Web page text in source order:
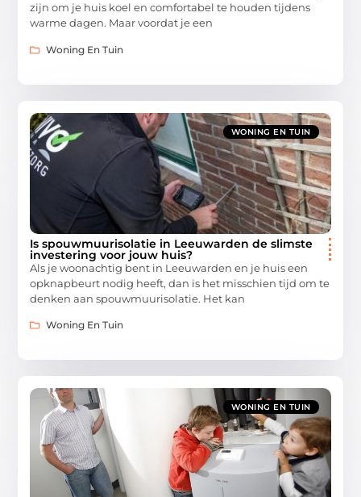
zijn om je huis koel en comfortabel te houden tijdens
warme dagen. Maar voordat je een
Woning En Tuin
WONING EN TUIN
Is spouwmuurisolatie in Leeuwarden de slimste
investering voor jouw huis?
Als je woonachtig bent in Leeuwarden en je huis een
opknapbeurt nodig heeft, dan is het misschien tijd om te
denken aan spouwmuurisolatie. Het kan
Woning En Tuin
WONING EN TUIN